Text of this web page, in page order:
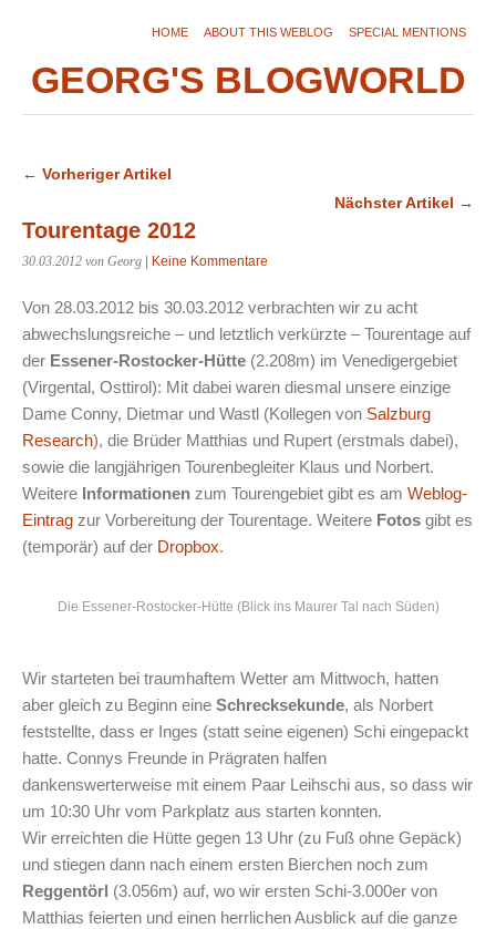
HOME ABOUT THIS WEBLOG SPECIAL MENTIONS
GEORG'S BLOGWORLD
← Vorheriger Artikel
Nächster Artikel →
Tourentage 2012
30.03.2012 von Georg Keine Kommentare
Von 28.03.2012 bis 30.03.2012 verbrachten wir zu acht
abwechslungsreiche – und letztlich verkürzte – Tourentage auf
der Essener-Rostocker-Hütte (2.208m) im Venedigergebiet
(Virgental, Osttirol): Mit dabei waren diesmal unsere einzige
Dame Conny, Dietmar und Wastl (Kollegen von Salzburg
Research), die Brüder Matthias und Rupert (erstmals dabei),
sowie die langjährigen Tourenbegleiter Klaus und Norbert.
Weitere Informationen zum Tourengebiet gibt es am Weblog-
Eintrag zur Vorbereitung der Tourentage. Weitere Fotos gibt es
(temporär) auf der Dropbox.
Die Essener-Rostocker-Hütte (Blick ins Maurer Tal nach Süden)
Wir starteten bei traumhaftem Wetter am Mittwoch, hatten
aber gleich zu Beginn eine Schrecksekunde, als Norbert
feststellte, dass er Inges (statt seine eigenen) Schi eingepackt
hatte. Connys Freunde in Prägraten halfen
dankenswerterweise mit einem Paar Leihschi aus, so dass wir
um 10:30 Uhr vom Parkplatz aus starten konnten.
Wir erreichten die Hütte gegen 13 Uhr (zu Fuß ohne Gepäck)
und stiegen dann nach einem ersten Bierchen noch zum
Reggentörl (3.056m) auf, wo wir ersten Schi-3.000er von
Matthias feierten und einen herrlichen Ausblick auf die ganze